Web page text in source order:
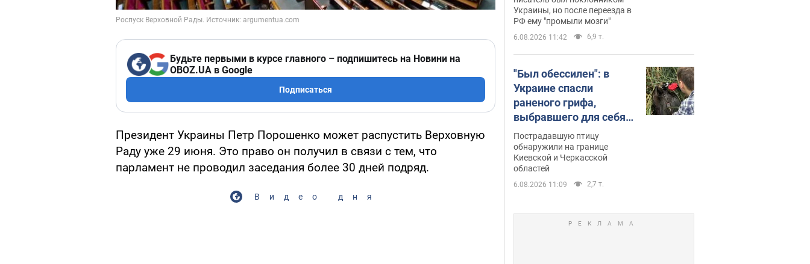
Будьте первыми в курсе главного – подпишитесь на Новини на
OBOZ.UA в Google
Подписаться
Президент Украины Петр Порошенко может распустить Верховную
Раду уже 29 июня. Это право он получил в связи с тем, что
парламент не проводил заседания более 30 дней подряд.
Видео дня
а теперь хочет
геноцида украинцев
Украины, но после переезда в
РФ ему "промыли мозги"
6.08.2026 11:42 6,9 т.
"Был обессилен": в
Украине спасли
раненого грифа,
выбравшего для себя
нетипичный маршрут.
Фото
Пострадавшую птицу
обнаружили на границе
Киевской и Черкасской
областей
6.08.2026 11:09 2,7 т.